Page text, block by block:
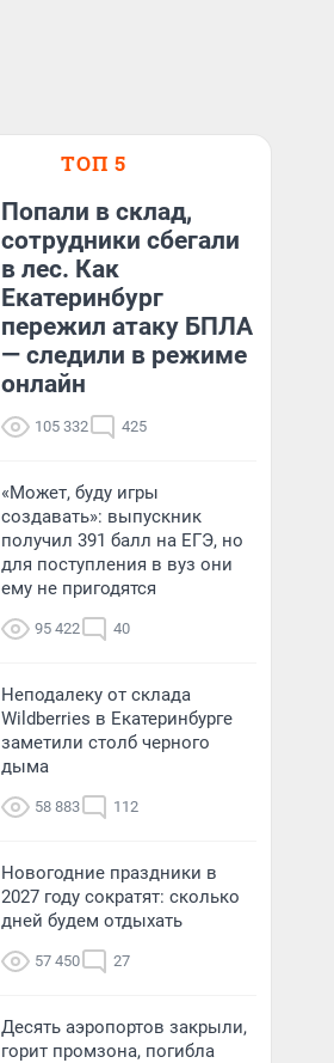
ТОП 5
Попали в склад,
сотрудники сбегали
в лес. Как
Екатеринбург
пережил атаку БПЛА
— следили в режиме
онлайн
105 332 425
«Может, буду игры
создавать»: выпускник
получил 391 балл на ЕГЭ, но
для поступления в вуз они
ему не пригодятся
95 422 40
Неподалеку от склада
Wildberries в Екатеринбурге
заметили столб черного
дыма
58 883 112
Новогодние праздники в
2027 году сократят: сколько
дней будем отдыхать
57 450 27
Десять аэропортов закрыли,
горит промзона, погибла